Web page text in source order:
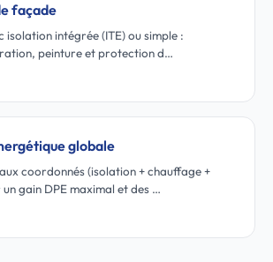
façade
isolation intégrée (ITE) ou simple :
peinture et protection d…
globale
coordonnés (isolation + chauffage +
gain DPE maximal et des …